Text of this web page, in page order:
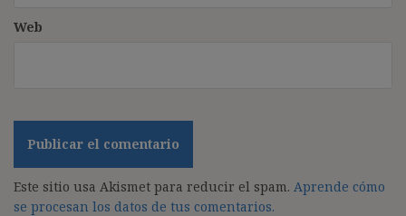
Web
Este sitio usa Akismet para reducir el spam. Aprende cómo
se procesan los datos de tus comentarios.